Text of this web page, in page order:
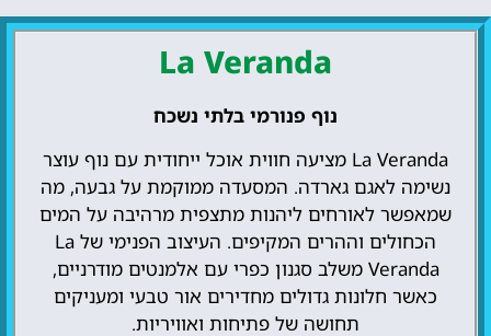
La Veranda
נוף פנורמי בלתי נשכח
La Veranda מציעה חווית אוכל ייחודית עם נוף עוצר
נשימה לאגם גארדה. המסעדה ממוקמת על גבעה, מה
שמאפשר לאורחים ליהנות מתצפית מרהיבה על המים
הכחולים וההרים המקיפים. העיצוב הפנימי של La
Veranda משלב סגנון כפרי עם אלמנטים מודרניים,
כאשר חלונות גדולים מחדירים אור טבעי ומעניקים
תחושה של פתיחות ואוויריות.